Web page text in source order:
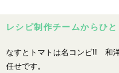
レシピ制作チームからひと
なすとトマトは名コンビ!! 和
任せです。